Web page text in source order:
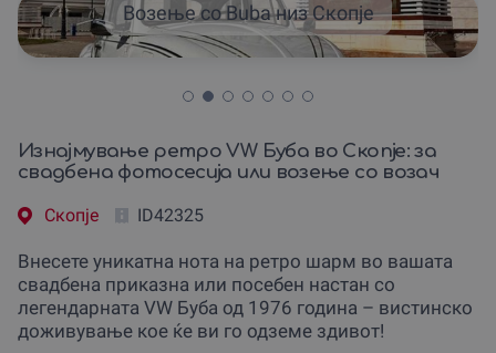
Возење со Buba низ Скопје
Изнајмување ретро VW Буба во Скопје: за
свадбена фотосесија или возење со возач
Скопjе ID42325
Внесете уникатна нота на ретро шарм во вашата
свадбена приказна или посебен настан со
легендарната VW Буба од 1976 година – вистинско
доживување кое ќе ви го одземе здивот!